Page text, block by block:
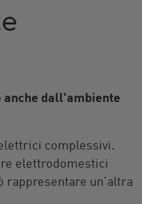
anche dall'ambiente
complessivi.
elettrodomestici
un’altra